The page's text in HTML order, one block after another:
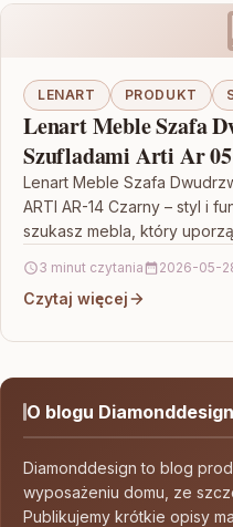
LENART PRODUKT
Lenart Meble Szafa
Szufladami Arti Ar
Lenart Meble Szafa
ARTI AR-14 Czarny – styl i
szukasz mebla, który
3 minut czytania 2026-05-
Czytaj więcej
O blogu Diamonddesign
Diamonddesign to blog
wyposażeniu domu, ze
Publikujemy krótkie opisy